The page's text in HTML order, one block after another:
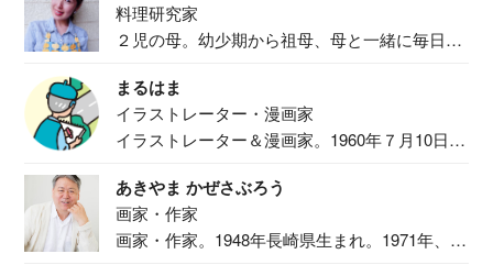
料理研究家
２児の母。幼少期から祖母、母と一緒に毎日の
まるはま
イラストレーター・漫画家
イラストレーター＆漫画家。1960年７月10日生
あきやま かぜさぶろう
画家・作家
画家・作家。1948年長崎県生まれ。1971年、